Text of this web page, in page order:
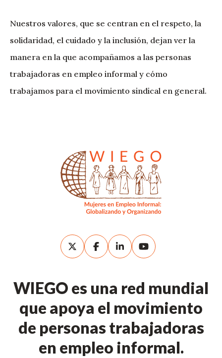
Nuestros valores, que se centran en el respeto, la
solidaridad, el cuidado y la inclusión, dejan ver la
manera en la que acompañamos a las personas
trabajadoras en empleo informal y cómo
trabajamos para el movimiento sindical en general.
WIEGO es una red mundial
que apoya el movimiento
de personas trabajadoras
en empleo informal.